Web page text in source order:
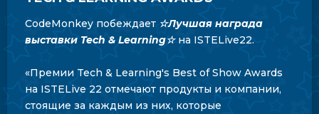
CodeMonkey побеждает ☆Лучшая награда
выставки Tech & Learning☆ на ISTELive22.
«Премии Tech & Learning's Best of Show Awards
на ISTELive 22 отмечают продукты и компании,
стоящие за каждым из них, которые